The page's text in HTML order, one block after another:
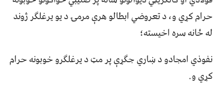
حرام کړي و، د تعروضي ابطالو هرې مرمۍ د یو یرغلګر ژوند
له ځانه سره اخیسته؛
نفوذي امجادو د ښاري جګړې پر مټ د یرغلګرو خوبونه حرام
کړي و.